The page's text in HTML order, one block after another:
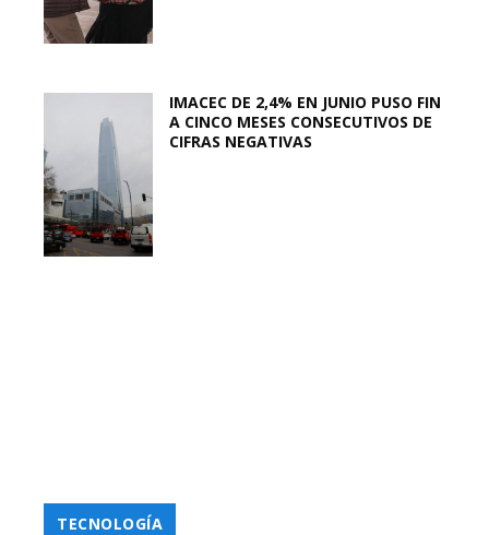
IMACEC DE 2,4% EN JUNIO PUSO FIN
A CINCO MESES CONSECUTIVOS DE
CIFRAS NEGATIVAS
TECNOLOGÍA